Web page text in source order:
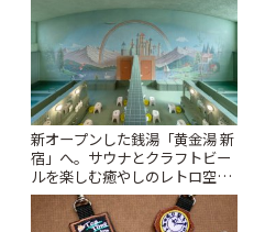
新オープンした銭湯「黄金湯 新
宿」へ。サウナとクラフトビー
ルを楽しむ癒やしのレトロ空間
| ことりっぷ